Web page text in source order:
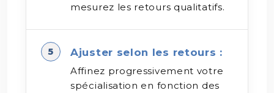
mesurez les retours qualitatifs.
Ajuster selon les retours :
Affinez progressivement votre
spécialisation en fonction des